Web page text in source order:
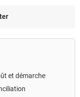
et démarche